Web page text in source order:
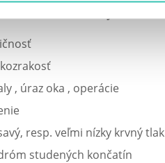
, úraz oka , operácie
resp. veľmi nízky krvný tlak
studených končatín